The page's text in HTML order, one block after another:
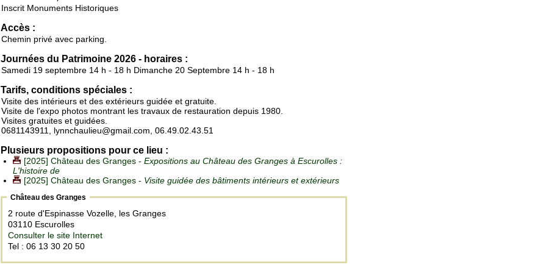
Inscrit Monuments Historiques
Accès :
Chemin privé avec parking.
Journées du Patrimoine 2026 - horaires :
Samedi 19 septembre 14 h - 18 h Dimanche 20 Septembre 14 h - 18 h
Tarifs, conditions spéciales :
Visite des intérieurs et des extérieurs guidée et gratuite.
Visite de l'expo photos montrant les travaux de restauration depuis 1980.
Visites gratuites et guidées.
0681143911, lynnchaulieu@gmail.com, 06.49.02.43.51
Plusieurs propositions pour ce lieu :
[2025] Château des Granges - Expositions au Château des Granges à Escurolles :
L'histoire de
[2025] Château des Granges - Visite guidée des bâtiments intérieurs et extérieurs
Château des Granges
2 route d'Espinasse Vozelle, les Granges
03110 Escurolles
Consulter le site Internet
Tel : 06 13 30 20 50